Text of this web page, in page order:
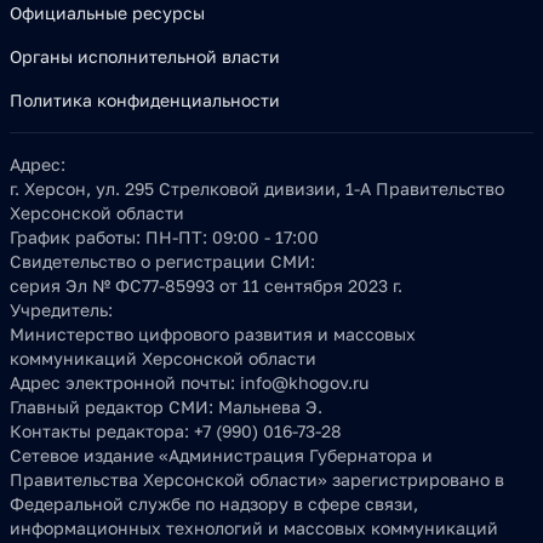
Официальные ресурсы
Органы исполнительной власти
Политика конфиденциальности
Адрес:
г. Херсон, ул. 295 Стрелковой дивизии, 1-А Правительство
Херсонской области
График работы: ПН-ПТ: 09:00 - 17:00
Свидетельство о регистрации СМИ:
серия Эл № ФС77-85993 от 11 сентября 2023 г.
Учредитель:
Министерство цифрового развития и массовых
коммуникаций Херсонской области
Адрес электронной почты: info@khogov.ru
Главный редактор СМИ: Мальнева Э.
Контакты редактора: +7 (990) 016-73-28
Сетевое издание «Администрация Губернатора и
Правительства Херсонской области» зарегистрировано в
Федеральной службе по надзору в сфере связи,
информационных технологий и массовых коммуникаций